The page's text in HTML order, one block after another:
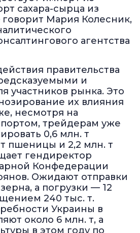
сахара-сырца из
говорит Мария Колесник,
агентства
правительства
и
участников рынка. Это
их влияния
несмотря на
трейдерам уже
0,6 млн. т
т пшеницы и 2,2 млн. т
гендиректор
Конфедерации
Ожидают отправки
а погрузки — 12
240 тыс. т.
Украины в
около 6 млн. т, а
в этом году по